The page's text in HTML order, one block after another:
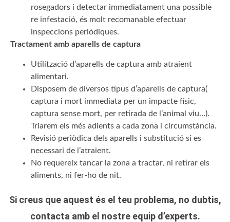
rosegadors i detectar immediatament una possible
re infestació, és molt recomanable efectuar
inspeccions periòdiques.
Tractament amb aparells de captura
Utilització d’aparells de captura amb atraient
alimentari.
Disposem de diversos tipus d’aparells de captura(
captura i mort immediata per un impacte físic,
captura sense mort, per retirada de l’animal viu…).
Triarem els més adients a cada zona i circumstància.
Revisió periòdica dels aparells i substitució si es
necessari de l’atraient.
No requereix tancar la zona a tractar, ni retirar els
aliments, ni fer-ho de nit.
Si creus que aquest és el teu problema, no dubtis,
contacta amb el nostre equip d’experts.